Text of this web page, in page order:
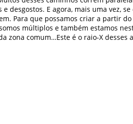
desgostos. E agora, mais uma
Para que possamos criar a partir
múltiplos e também estamos
zona comum…Este é o raio-X desses